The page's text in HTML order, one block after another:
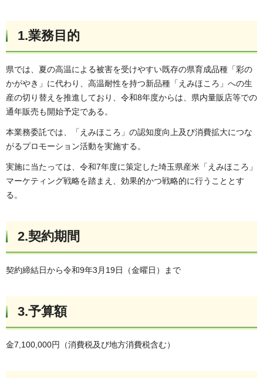
1.業務目的
県では、夏の高温による被害を受けやすい既存の県育成品種「彩の
かがやき」に代わり、高温耐性を持つ新品種「えみほころ」への生
産の切り替えを推進しており、令和8年度からは、県内量販店等での
通年販売も開始予定である。
本業務委託では、「えみほころ」の認知度向上及び消費拡大につな
がるプロモーション活動を実施する。
実施に当たっては、令和7年度に策定した埼玉県産米「えみほころ」
マーケティング戦略を踏まえ、効果的かつ戦略的に行うこととす
る。
2.契約期間
契約締結日から令和9年3月19日（金曜日）まで
3.予算額
金7,100,000円（消費税及び地方消費税含む）